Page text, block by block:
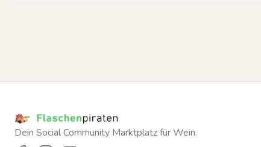
Dein Social Community Marktplatz für Wein.